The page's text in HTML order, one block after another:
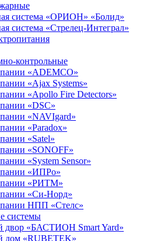
система «ОРИОН» «Болид»
система «Стрелец-Интеграл»
контрольные
«ADEMCO»
«Ajax Systems»
«Apollo Fire Detectors»
«DSC»
«NAVIgard»
«Paradox»
«Satel»
«SONOFF»
«System Sensor»
«ИПРо»
«РИТМ»
«Си-Норд»
НПП «Стелс»
системы
двор «БАСТИОН Smart Yard»
дом «RUBETEK»